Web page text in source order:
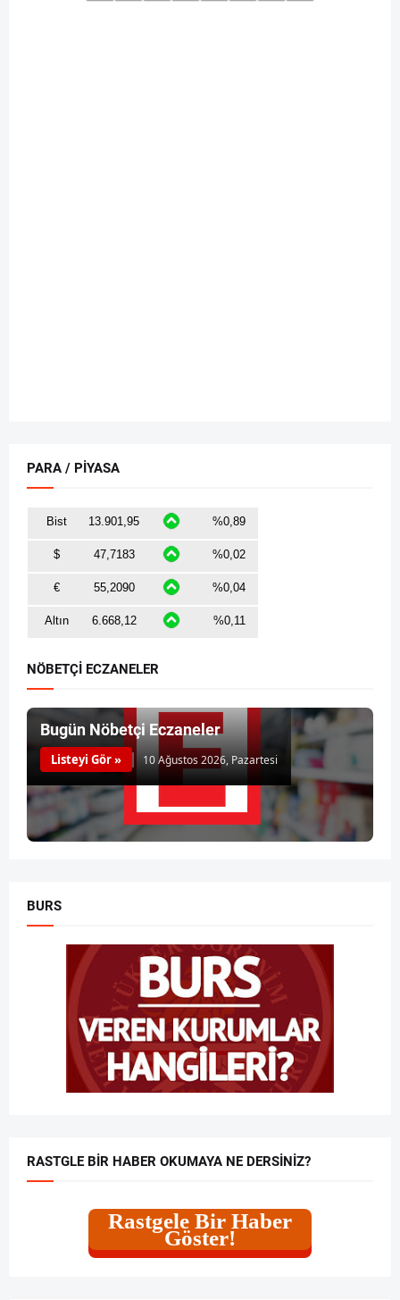
PARA / PİYASA
NÖBETÇİ ECZANELER
Bugün Nöbetçi Eczaneler
Listeyi Gör » 10 Ağustos 2026, Pazartesi
BURS
RASTGLE BIR HABER OKUMAYA NE DERSINIZ?
Rastgele Bir Haber
Göster!